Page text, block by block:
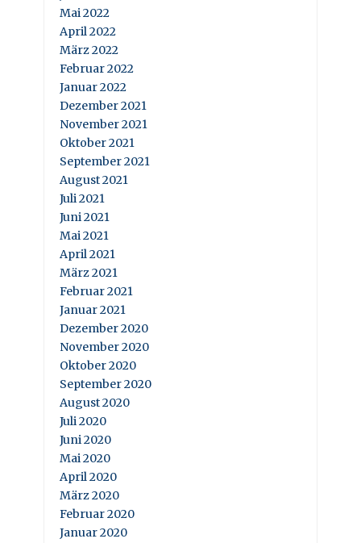
Mai 2022
April 2022
März 2022
Februar 2022
Januar 2022
Dezember 2021
November 2021
Oktober 2021
September 2021
August 2021
Juli 2021
Juni 2021
Mai 2021
April 2021
März 2021
Februar 2021
Januar 2021
Dezember 2020
November 2020
Oktober 2020
September 2020
August 2020
Juli 2020
Juni 2020
Mai 2020
April 2020
März 2020
Februar 2020
Januar 2020